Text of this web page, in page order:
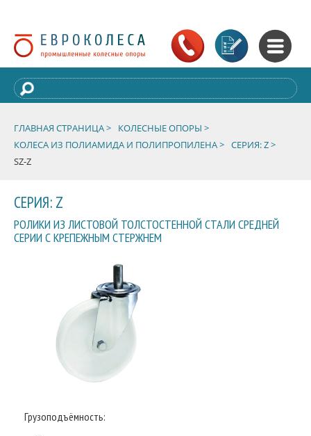
ГЛАВНАЯ СТРАНИЦА >
КОЛЕСНЫЕ ОПОРЫ >
КОЛЕСА ИЗ ПОЛИАМИДА И ПОЛИПРОПИЛЕНА > СЕРИЯ: Z >
SZ-Z
СЕРИЯ: Z
РОЛИКИ ИЗ ЛИСТОВОЙ ТОЛСТОСТЕННОЙ СТАЛИ СРЕДНЕЙ
СЕРИИ С КРЕПЕЖНЫМ СТЕРЖНЕМ
Грузоподъёмность: